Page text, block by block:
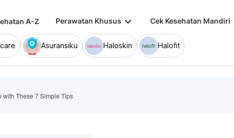
A-Z Perawatan Khusus keyboard_arrow_down Cek Kesehatan Mandiri
Asuransiku Haloskin Halofit
with These 7 Simple Tips